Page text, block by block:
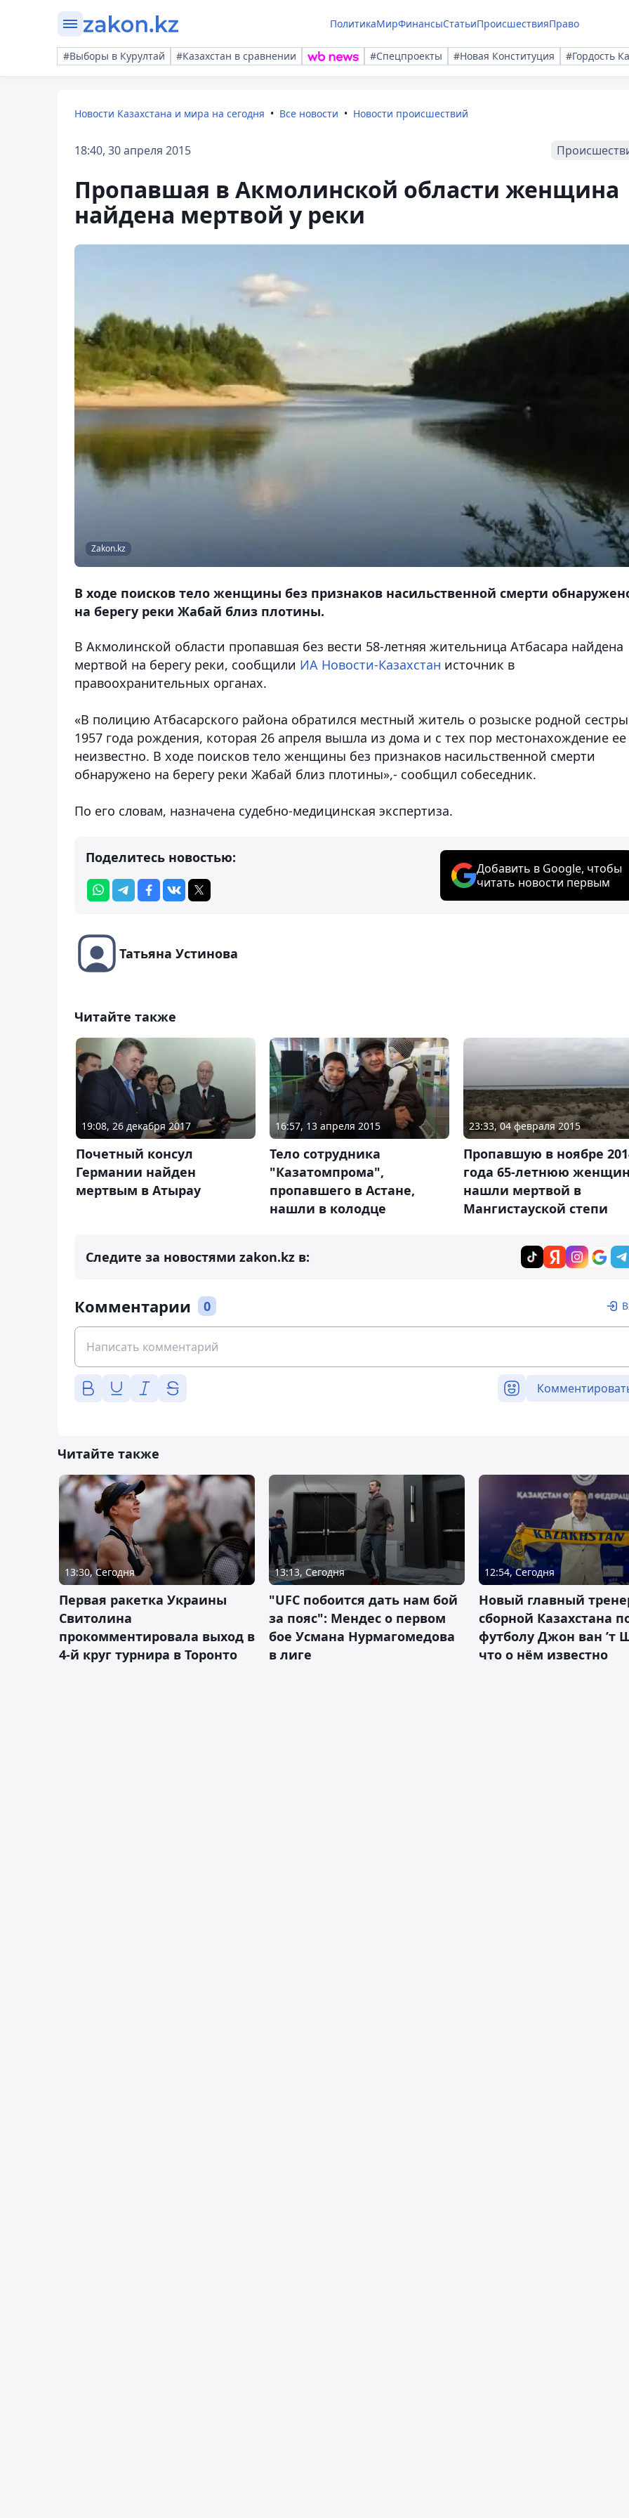
ПолитикаМирФинансыСтатьиПроисшествияПраво
#Выборы в Курултай #Казахстан в сравнении #Спецпроекты #Новая Конституция #Гордость
Новости Казахстана и мира на сегодня Все новости Новости происшествий
18:40, 30 апреля 2015
Пропавшая в Акмолинской области женщина
найдена мертвой у реки
Zakon.kz
В ходе поисков тело женщины без признаков насильственной смерти
на берегу реки Жабай близ плотины.
В Акмолинской области пропавшая без вести 58-летняя жительница Атбасара найдена
мертвой на берегу реки, сообщили ИА Новости-Казахстан источник в
правоохранительных органах.
«В полицию Атбасарского района обратился местный житель о розыске родной сестры
1957 года рождения, которая 26 апреля вышла из дома и с тех пор местонахождение ее
неизвестно. В ходе поисков тело женщины без признаков насильственной смерти
обнаружено на берегу реки Жабай близ плотины»,- сообщил собеседник.
По его словам, назначена судебно-медицинская экспертиза.
Поделитесь новостью:
Добавить в Google, чтобы
читать новости первым
Татьяна Устинова
Читайте также
19:08, 26 декабря 2017
Почетный консул
Германии найден
мертвым в Атырау
16:57, 13 апреля 2015
Тело сотрудника
"Казатомпрома",
пропавшего в Астане,
нашли в колодце
23:33, 04 февраля 2015
Пропавшую в ноябре
года 65-летнюю
нашли мертвой в
Мангистауской степи
Следите за новостями zakon.kz в:
Комментарии 0
Читайте также
13:30, Сегодня
Первая ракетка Украины
Свитолина
прокомментировала выход в
4-й круг турнира в Торонто
13:13, Сегодня
"UFC побоится дать нам бой
за пояс": Мендес о первом
бое Усмана Нурмагомедова
в лиге
12:54, Сегодня
Новый главный
сборной Казахстана
футболу Джон ван ’т
что о нём известно